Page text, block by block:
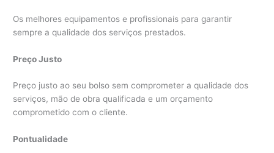
Os melhores equipamentos e profissionais para garantir
sempre a qualidade dos serviços prestados.
Preço Justo
Preço justo ao seu bolso sem comprometer a qualidade dos
serviços, mão de obra qualificada e um orçamento
comprometido com o cliente.
Pontualidade